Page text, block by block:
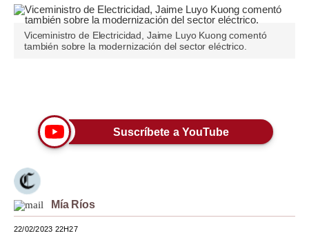
Pregunta de hoy
Blogs
Viajes
Moda
Estilos
Mundo
EEUU
Viceministro de Electricidad, Jaime Luyo Kuong comentó
también sobre la modernización del sector eléctrico.
Suscríbete a YouTube
Mía Ríos
22/02/2023 22H27